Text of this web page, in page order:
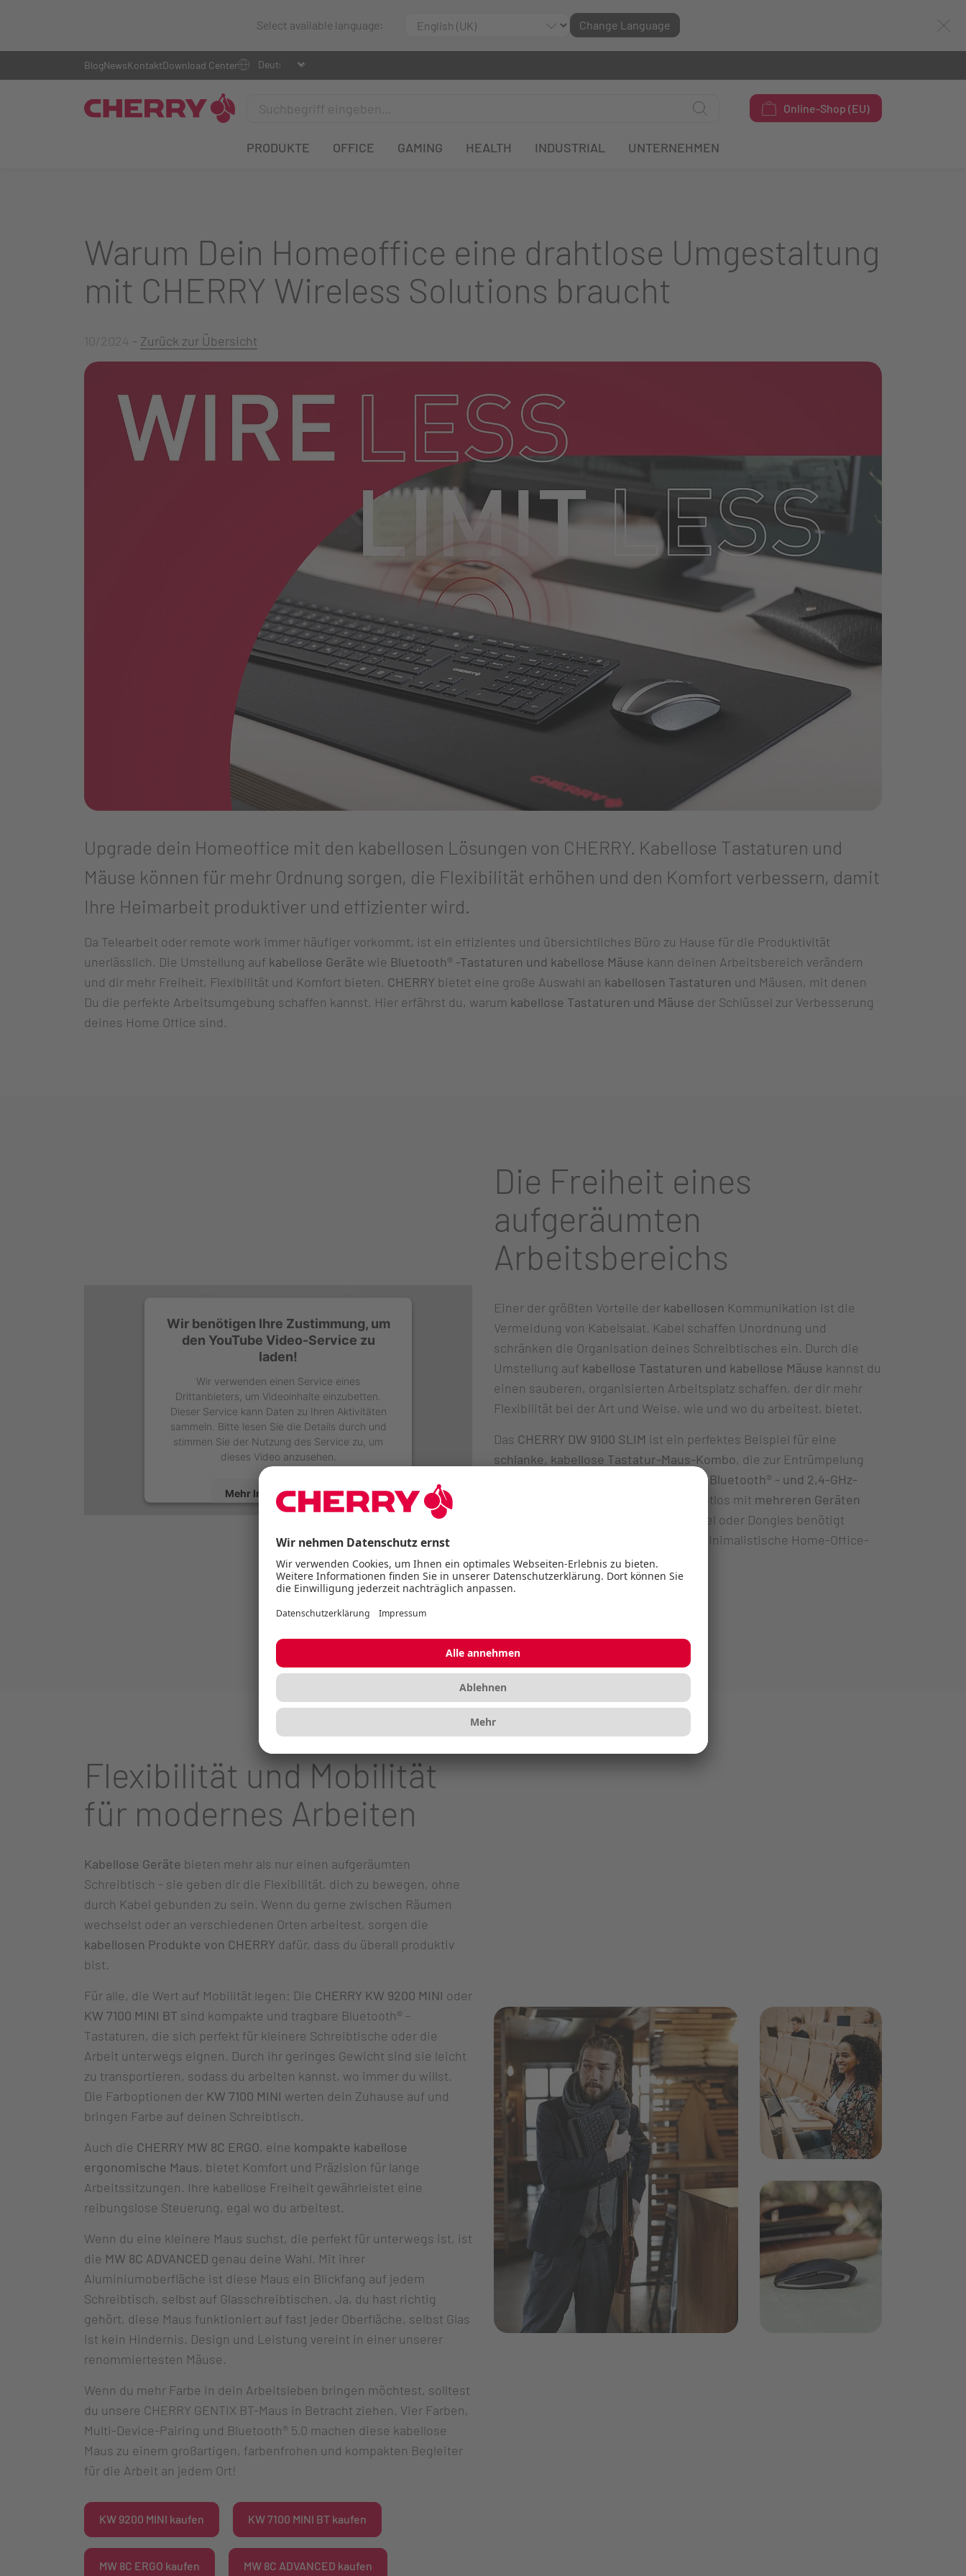
Select available language: Change Language
Online-Shop (EU)
PRODUKTE OFFICE GAMING HEALTH INDUSTRIAL UNTERNEHMEN
BlogNewsKontaktDownload Center
Warum Dein Homeoffice eine drahtlose Umgestaltung
mit CHERRY Wireless Solutions braucht
10/2024 - Zurück zur Übersicht
Upgrade dein Homeoffice mit den kabellosen Lösungen von CHERRY. Kabellose Tastaturen und
Mäuse können für mehr Ordnung sorgen, die Flexibilität erhöhen und den Komfort verbessern, damit
Ihre Heimarbeit produktiver und effizienter wird.
Da Telearbeit oder remote work immer häufiger vorkommt, ist ein effizientes und übersichtliches Büro zu Hause für die Produktivität
unerlässlich. Die Umstellung auf kabellose Geräte wie Bluetooth® -Tastaturen und kabellose Mäuse kann deinen Arbeitsbereich verändern
und dir mehr Freiheit, Flexibilität und Komfort bieten. CHERRY bietet eine große Auswahl an kabellosen Tastaturen und Mäusen, mit denen
Du die perfekte Arbeitsumgebung schaffen kannst. Hier erfährst du, warum kabellose Tastaturen und Mäuse der Schlüssel zur Verbesserung
deines Home Office sind.
Wir benötigen Ihre Zustimmung, um
den YouTube Video-Service zu
laden!
Wir verwenden einen Service eines
Drittanbieters, um Videoinhalte einzubetten.
Dieser Service kann Daten zu Ihren Aktivitäten
sammeln. Bitte lesen Sie die Details durch und
stimmen Sie der Nutzung des Service zu, um
dieses Video anzusehen.
Mehr Informationen
Die Freiheit eines
aufgeräumten
Arbeitsbereichs
Einer der größten Vorteile der kabellosen Kommunikation ist die
Vermeidung von Kabelsalat. Kabel schaffen Unordnung und
schränken die Organisation deines Schreibtisches ein. Durch die
Umstellung auf kabellose Tastaturen und kabellose Mäuse kannst du
einen sauberen, organisierten Arbeitsplatz schaffen, der dir mehr
Flexibilität bei der Art und Weise, wie und wo du arbeitest, bietet.
Das CHERRY DW 9100 SLIM ist ein perfektes Beispiel für eine
schlanke, kabellose Tastatur-Maus-Kombo, die zur Entrümpelung
deines Schreibtisches beiträgt. SeineBluetooth® - und 2,4-GHz-
lässt sich nahtlos mit mehreren Geräten
verbinden, ohne dass zusätzliche Kabel oder Dongles benötigt
werden. Das macht es ideal für eine minimalistische Home-Office-
Einrichtung.
Flexibilität und Mobilität
für modernes Arbeiten
Kabellose Geräte bieten mehr als nur einen aufgeräumten
Schreibtisch - sie geben dir die Flexibilität, dich zu bewegen, ohne
durch Kabel gebunden zu sein. Wenn du gerne zwischen Räumen
wechselst oder an verschiedenen Orten arbeitest, sorgen die
kabellosen Produkte von CHERRY dafür, dass du überall produktiv
bist.
Für alle, die Wert auf Mobilität legen: Die CHERRY KW 9200 MINI oder
KW 7100 MINI BT sind kompakte und tragbare Bluetooth® -
Tastaturen, die sich perfekt für kleinere Schreibtische oder die
Arbeit unterwegs eignen. Durch ihr geringes Gewicht sind sie leicht
zu transportieren, sodass du arbeiten kannst, wo immer du willst.
Die Farboptionen der KW 7100 MINI werten dein Zuhause auf und
bringen Farbe auf deinen Schreibtisch.
Auch die CHERRY MW 8C ERGO, eine kompakte kabellose
ergonomische Maus, bietet Komfort und Präzision für lange
Arbeitssitzungen. Ihre kabellose Freiheit gewährleistet eine
reibungslose Steuerung, egal wo du arbeitest.
Wenn du eine kleinere Maus suchst, die perfekt für unterwegs ist, ist
die MW 8C ADVANCED genau deine Wahl. Mit ihrer
Aluminiumoberfläche ist diese Maus ein Blickfang auf jedem
Schreibtisch, selbst auf Glasschreibtischen. Ja, du hast richtig
gehört, diese Maus funktioniert auf fast jeder Oberfläche, selbst Glas
ist kein Hindernis. Design und Leistung vereint in einer unserer
renommiertesten Mäuse.
Wenn du mehr Farbe in dein Arbeitsleben bringen möchtest, solltest
du unsere CHERRY GENTIX BT-Maus in Betracht ziehen. Vier Farben,
Multi-Device-Pairing und Bluetooth® 5.0 machen diese kabellose
Maus zu einem großartigen, farbenfrohen und kompakten Begleiter
für die Arbeit an jedem Ort!
KW 9200 MINI kaufen KW 7100 MINI BT kaufen
MW 8C ERGO kaufen MW 8C ADVANCED kaufen